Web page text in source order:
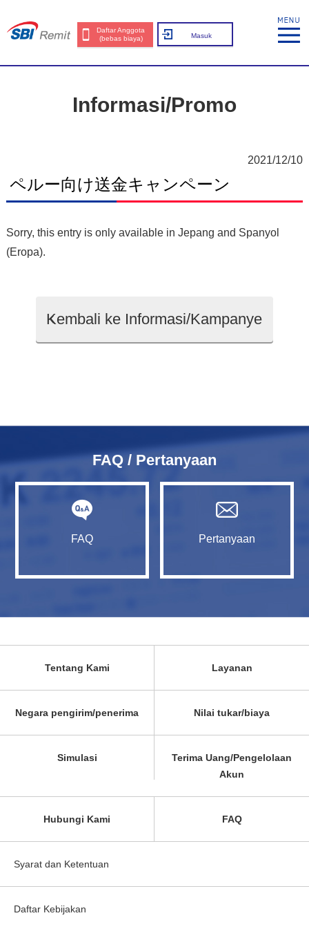
Daftar Anggota
(bebas biaya)
Masuk
Informasi/Promo
2021/12/10
ペルー向け送金キャンペーン
Sorry, this entry is only available in Jepang and Spanyol
(Eropa).
Kembali ke Informasi/Kampanye
FAQ / Pertanyaan
FAQ Pertanyaan
Tentang Kami Layanan
Negara pengirim/penerima Nilai tukar/biaya
Simulasi
Terima Uang/Pengelolaan
Akun
Hubungi Kami FAQ
Syarat dan Ketentuan
Daftar Kebijakan